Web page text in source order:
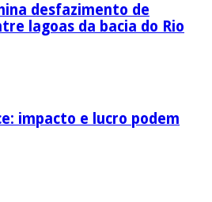
desfazimento de
lagoas da bacia do Rio
impacto e lucro podem